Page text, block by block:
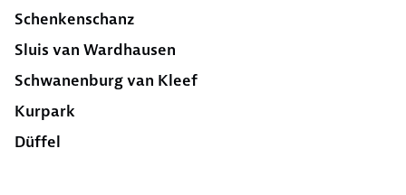
Schenkenschanz
Sluis van Wardhausen
Schwanenburg van Kleef
Kurpark
Düffel